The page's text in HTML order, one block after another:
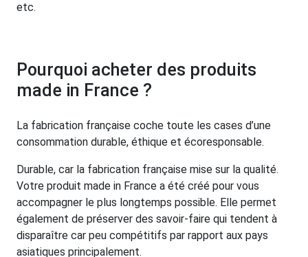
etc.
Pourquoi acheter des produits
made in France ?
La fabrication française coche toute les cases d’une
consommation durable, éthique et écoresponsable.
Durable, car la fabrication française mise sur la qualité.
Votre produit made in France a été créé pour vous
accompagner le plus longtemps possible. Elle permet
également de préserver des savoir-faire qui tendent à
disparaître car peu compétitifs par rapport aux pays
asiatiques principalement.